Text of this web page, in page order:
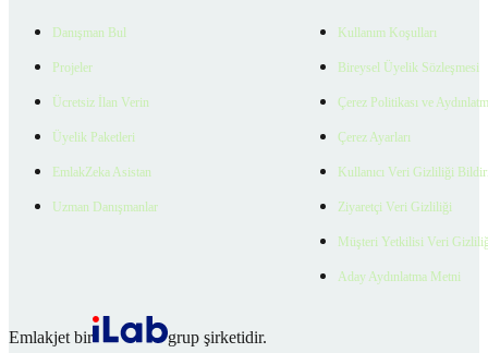
Danışman Bul
Projeler
Ücretsiz İlan Verin
Üyelik Paketleri
EmlakZeka Asistan
Uzman Danışmanlar
Kullanım Koşulları
Bireysel Üyelik Sözleşmesi
Çerez Politikası ve
Çerez Ayarları
Kullanıcı Veri Gizliliği
Ziyaretçi Veri Gizliliği
Müşteri Yetkilisi Veri
Aday Aydınlatma Metni
Emlakjet bir
grup şirketidir.